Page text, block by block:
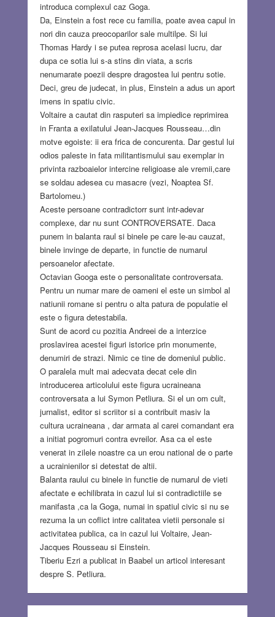
introduca complexul caz Goga.
Da, Einstein a fost rece cu familia, poate avea capul in
nori din cauza preocoparilor sale multilpe. Si lui
Thomas Hardy i se putea reprosa acelasi lucru, dar
dupa ce sotia lui s-a stins din viata, a scris
nenumarate poezii despre dragostea lui pentru sotie.
Deci, greu de judecat, in plus, Einstein a adus un aport
imens in spatiu civic.
Voltaire a cautat din rasputeri sa impiedice reprimirea
in Franta a exilatului Jean-Jacques Rousseau…din
motve egoiste: ii era frica de concurenta. Dar gestul lui
odios paleste in fata militantismului sau exemplar in
privinta razboaielor intercine religioase ale vremii,care
se soldau adesea cu masacre (vezi, Noaptea Sf.
Bartolomeu.)
Aceste persoane contradictorr sunt intr-adevar
complexe, dar nu sunt CONTROVERSATE. Daca
punem in balanta raul si binele pe care le-au cauzat,
binele invinge de departe, in functie de numarul
persoanelor afectate.
Octavian Googa este o personalitate controversata.
Pentru un numar mare de oameni el este un simbol al
natiunii romane si pentru o alta patura de populatie el
este o figura detestabila.
Sunt de acord cu pozitia Andreei de a interzice
proslavirea acestei figuri istorice prin monumente,
denumiri de strazi. Nimic ce tine de domeniul public.
O paralela mult mai adecvata decat cele din
introducerea articolului este figura ucraineana
controversata a lui Symon Petliura. Si el un om cult,
jurnalist, editor si scriitor si a contribuit masiv la
cultura ucraineana , dar armata al carei comandant era
a initiat pogromuri contra evreilor. Asa ca el este
venerat in zilele noastre ca un erou national de o parte
a ucrainienilor si detestat de altii.
Balanta raului cu binele in functie de numarul de vieti
afectate e echilibrata in cazul lui si contradictiile se
manifasta ,ca la Goga, numai in spatiul civic si nu se
rezuma la un coflict intre calitatea vietii personale si
activitatea publica, ca in cazul lui Voltaire, Jean-
Jacques Rousseau si Einstein.
Tiberiu Ezri a publicat in Baabel un articol interesant
despre S. Petliura.